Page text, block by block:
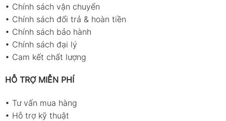
• Chính sách vận chuyển
• Chính sách đổi trả & hoàn tiền
• Chính sách bảo hành
• Chính sách đại lý
• Cam kết chất lượng
HỖ TRỢ MIỄN PHÍ
• Tư vấn mua hàng
• Hỗ trợ kỹ thuật